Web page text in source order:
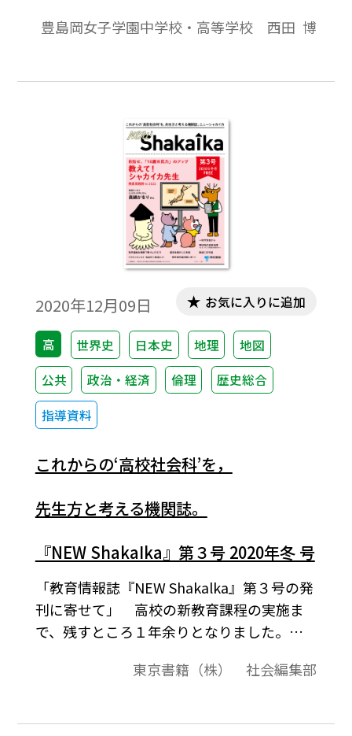
らが多く，ラテンアメリカ，東南アジア，ア
年代のバランスは考慮されていたが，近現
く，文化史は若干少なめであった。
豊島岡女子学園中学校・高等学校 西田 博
2020年12月09日
高 世界史 日本史 地理
地図
公共
政治・経済 倫理
歴史総合
指導資料
お気に入りに追加
これからの‘高校社会科’を，
先生方と考える機関誌。
『NEW ShakaIka』第３号 2020年冬 号
「教育情報誌『NEW Shakalka』第３号の発
刊に寄せて」 高校の新教育課程の実施ま
で、残すところ１年余りとなりました。年
トの実施が予定されておりますが、つい先
科目の検討案も報じられたところです。 ま
東京書籍（株） 社会編集部